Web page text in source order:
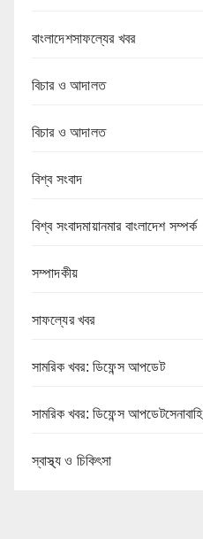
বাংলাদেশসাফল্যের খবর
বিচার ও আদালত
বিচার ও আদালত
বিশ্ব সংবাদ
বিশ্ব সংবাদমায়ানমার বাংলাদেশ সম্পর্ক
সম্পাদকীয়
সাফল্যের খবর
সামরিক খবর: ডিফেন্স আপডেট
সামরিক খবর: ডিফেন্স
স্বাস্থ্য ও চিকিৎসা